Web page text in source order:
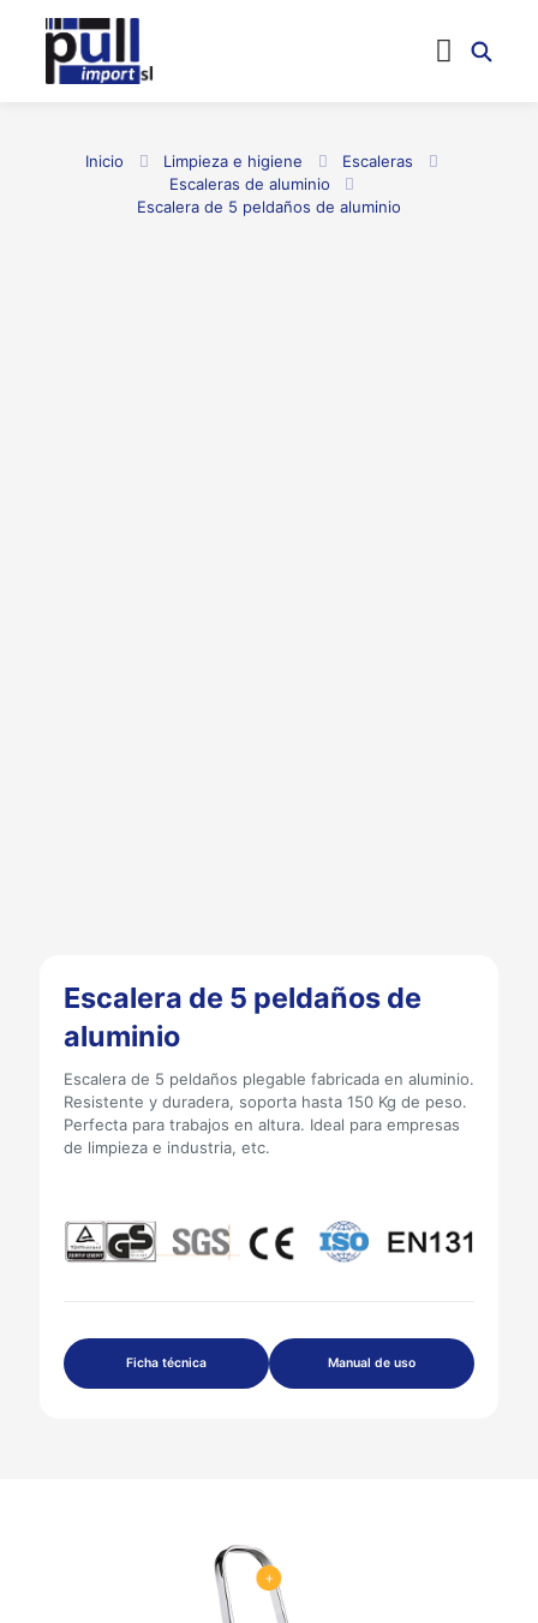
Inicio Limpieza e higiene
Escaleras
Escaleras de aluminio
Escalera de 5 peldaños de aluminio
Escalera de 5 peldaños de
aluminio
Escalera de 5 peldaños plegable fabricada en aluminio.
Resistente y duradera, soporta hasta 150 Kg de peso.
Perfecta para trabajos en altura. Ideal para empresas
de limpieza e industria, etc.
Ficha técnica Manual de uso